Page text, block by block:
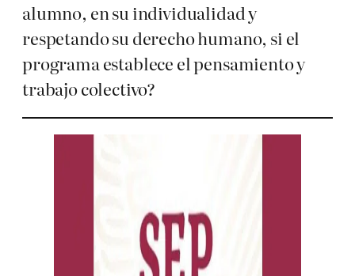
alumno, en su individualidad y
respetando su derecho humano, si el
programa establece el pensamiento y
trabajo colectivo?